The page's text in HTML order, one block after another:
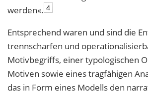
werden«. 4
Entsprechend waren und sind die
trennscharfen und
Motivbegriffs, einer typologischen
Motiven sowie eines tragfähigen
das in Form eines Modells den